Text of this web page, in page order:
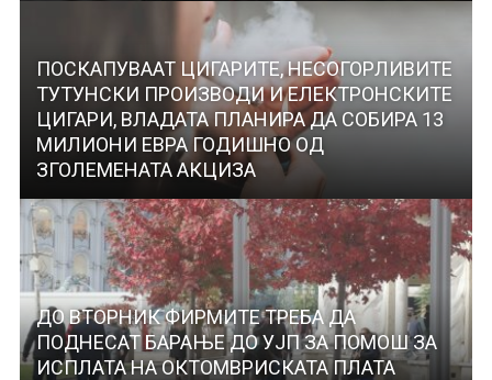
ПОСКАПУВААТ ЦИГАРИТЕ, НЕСОГОРЛИВИТЕ
ТУТУНСКИ ПРОИЗВОДИ И ЕЛЕКТРОНСКИТЕ
ЦИГАРИ, ВЛАДАТА ПЛАНИРА ДА СОБИРА 13
МИЛИОНИ ЕВРА ГОДИШНО ОД
ЗГОЛЕМЕНАТА АКЦИЗА
ДО ВТОРНИК ФИРМИТЕ ТРЕБА ДА
ПОДНЕСАТ БАРАЊЕ ДО УЈП ЗА ПОМОШ ЗА
ИСПЛАТА НА ОКТОМВРИСКАТА ПЛАТА